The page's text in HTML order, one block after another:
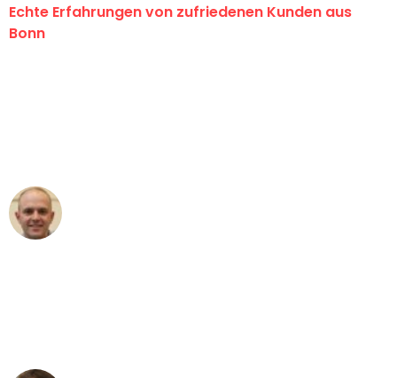
Echte Erfahrungen von zufriedenen Kunden aus
Bonn